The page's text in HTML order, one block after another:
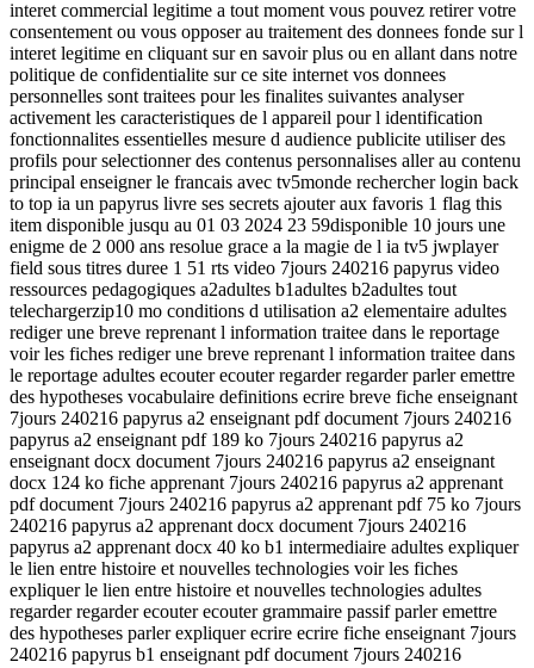
interet commercial legitime a tout moment vous pouvez retirer votre
consentement ou vous opposer au traitement des donnees fonde sur l
interet legitime en cliquant sur en savoir plus ou en allant dans notre
politique de confidentialite sur ce site internet vos donnees
personnelles sont traitees pour les finalites suivantes analyser
activement les caracteristiques de l appareil pour l identification
fonctionnalites essentielles mesure d audience publicite utiliser des
profils pour selectionner des contenus personnalises aller au contenu
principal enseigner le francais avec tv5monde rechercher login back
to top ia un papyrus livre ses secrets ajouter aux favoris 1 flag this
item disponible jusqu au 01 03 2024 23 59disponible 10 jours une
enigme de 2 000 ans resolue grace a la magie de l ia tv5 jwplayer
field sous titres duree 1 51 rts video 7jours 240216 papyrus video
ressources pedagogiques a2adultes b1adultes b2adultes tout
telechargerzip10 mo conditions d utilisation a2 elementaire adultes
rediger une breve reprenant l information traitee dans le reportage
voir les fiches rediger une breve reprenant l information traitee dans
le reportage adultes ecouter ecouter regarder regarder parler emettre
des hypotheses vocabulaire definitions ecrire breve fiche enseignant
7jours 240216 papyrus a2 enseignant pdf document 7jours 240216
papyrus a2 enseignant pdf 189 ko 7jours 240216 papyrus a2
enseignant docx document 7jours 240216 papyrus a2 enseignant
docx 124 ko fiche apprenant 7jours 240216 papyrus a2 apprenant
pdf document 7jours 240216 papyrus a2 apprenant pdf 75 ko 7jours
240216 papyrus a2 apprenant docx document 7jours 240216
papyrus a2 apprenant docx 40 ko b1 intermediaire adultes expliquer
le lien entre histoire et nouvelles technologies voir les fiches
expliquer le lien entre histoire et nouvelles technologies adultes
regarder regarder ecouter ecouter grammaire passif parler emettre
des hypotheses parler expliquer ecrire ecrire fiche enseignant 7jours
240216 papyrus b1 enseignant pdf document 7jours 240216